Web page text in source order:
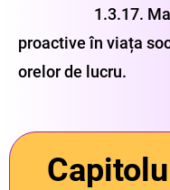
1.3.17.
proactive în viața
orelor de lucru.